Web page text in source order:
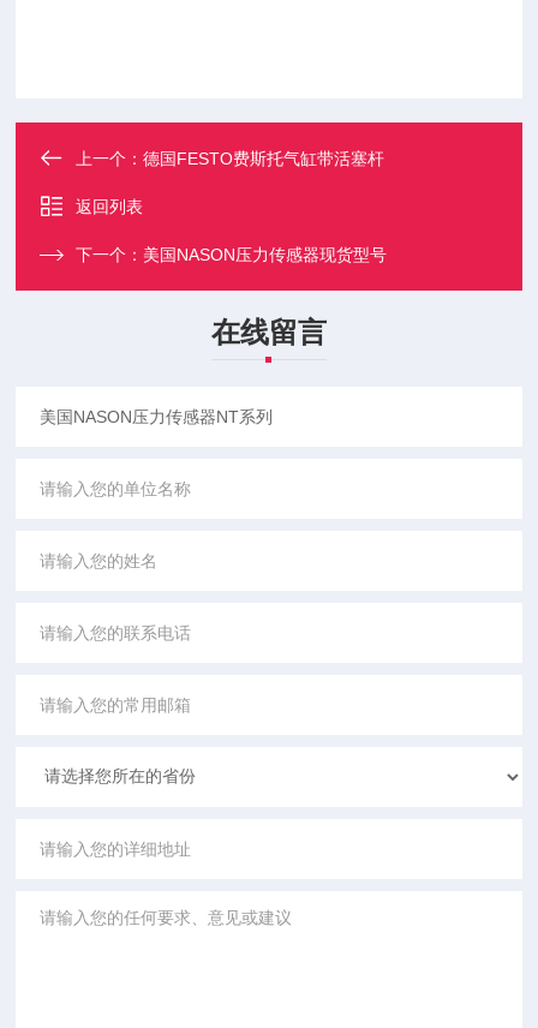
上一个：德国FESTO费斯托气缸带活塞杆
返回列表
下一个： 美国NASON压力传感器现货型号
在线留言